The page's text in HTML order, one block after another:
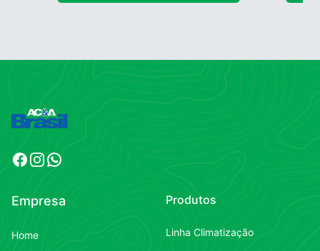
Facebook
Instagram
WhatsApp
Empresa
Home
Produtos
Linha Climatização